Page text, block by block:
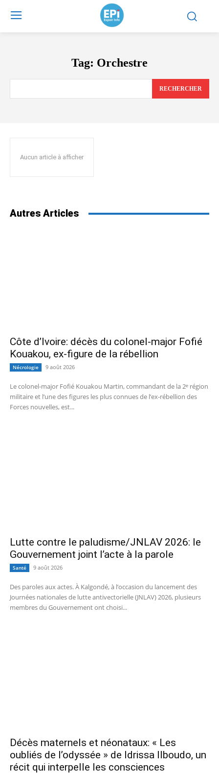
Tag: Orchestre
RECHERCHER
Aucun article à afficher
Autres Articles
Côte d’Ivoire: décès du colonel-major Fofié
Kouakou, ex-figure de la rébellion
Nécrologie 9 août 2026
Le colonel-major Fofié Kouakou Martin, commandant de la 2ᵉ région
militaire et l’une des figures les plus connues de l’ex‑rébellion des
Forces nouvelles, est...
Lutte contre le paludisme/JNLAV 2026: le
Gouvernement joint l’acte à la parole
Santé 9 août 2026
Des paroles aux actes. À Kalgondé, à l’occasion du lancement des
Journées nationales de lutte antivectorielle (JNLAV) 2026, plusieurs
membres du Gouvernement ont choisi...
Décès maternels et néonataux: « Les
oubliés de l’odyssée » de Idrissa Ilboudo, un
récit qui interpelle les consciences